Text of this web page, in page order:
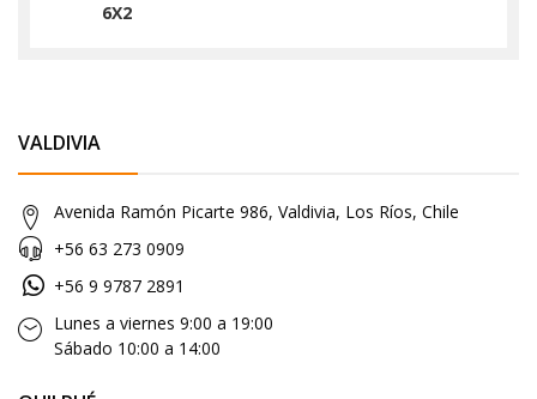
6X2
VALDIVIA
Avenida Ramón Picarte 986, Valdivia, Los Ríos, Chile
+56 63 273 0909
+56 9 9787 2891
Lunes a viernes 9:00 a 19:00
Sábado 10:00 a 14:00